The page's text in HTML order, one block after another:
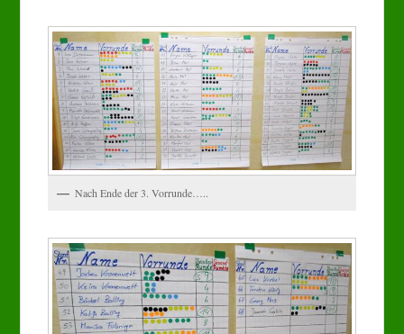
Nach Ende der 3. Vorrunde…..